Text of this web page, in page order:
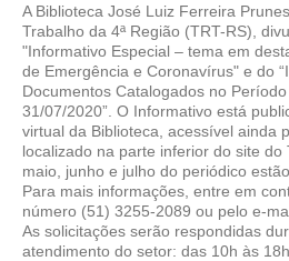
A Biblioteca José Luiz Ferreira
Trabalho da 4ª Região (TRT-RS),
"Informativo Especial – tema em
de Emergência e Coronavírus" e do
Documentos Catalogados no
31/07/2020”. O Informativo está
virtual da Biblioteca, acessível ainda
localizado na parte inferior do site do
maio, junho e julho do periódico
Para mais informações, entre em
número (51) 3255-2089 ou pelo e-
As solicitações serão respondidas
atendimento do setor: das 10h às 18h.